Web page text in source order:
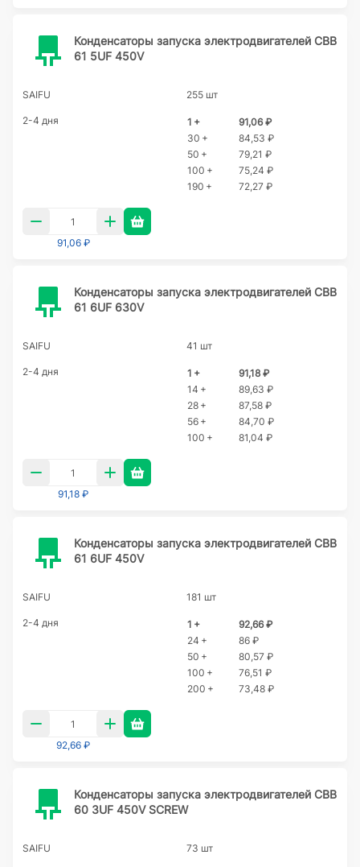
Конденсаторы запуска электродвигателей CBB
61 5UF 450V
SAIFU 255 шт
2-4 дня 1 +
91,06 ₽
30 +
84,53 ₽
50 +
79,21 ₽
100 +
75,24 ₽
190 +
72,27 ₽
91,06 ₽
Конденсаторы запуска электродвигателей CBB
61 6UF 630V
SAIFU 41 шт
2-4 дня 1 +
91,18 ₽
14 +
89,63 ₽
28 +
87,58 ₽
56 +
84,70 ₽
100 +
81,04 ₽
91,18 ₽
Конденсаторы запуска электродвигателей CBB
61 6UF 450V
SAIFU 181 шт
2-4 дня 1 +
92,66 ₽
24 +
86 ₽
50 +
80,57 ₽
100 +
76,51 ₽
200 +
73,48 ₽
92,66 ₽
Конденсаторы запуска электродвигателей CBB
60 3UF 450V SCREW
SAIFU 73 шт